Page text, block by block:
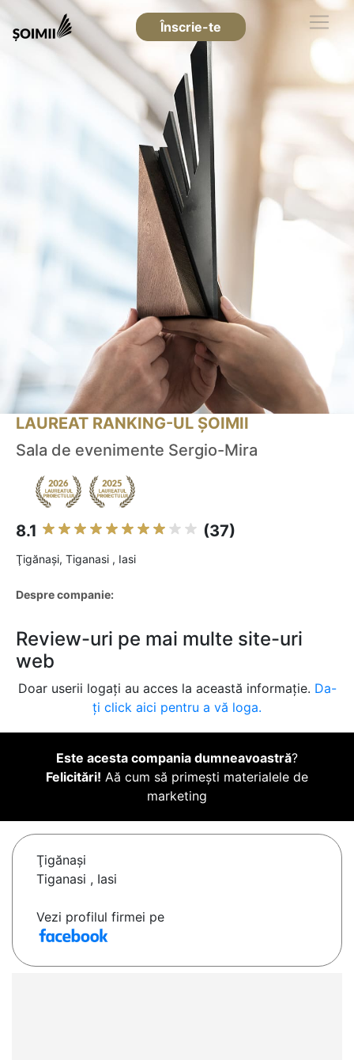
Înscrie-te
LAUREAT RANKING-UL ȘOIMII
Sala de evenimente Sergio-Mira
8.1 (37)
Ţigănaşi, Tiganasi , Iasi
Despre companie:
Review-uri pe mai multe site-uri
web
Doar userii logați au acces la această informație. Da-
ți click aici pentru a vă loga.
Este acesta compania dumneavoastră?
Felicitări! Aă cum să primești materialele de
marketing
Ţigănaşi
Tiganasi , Iasi
Vezi profilul firmei pe